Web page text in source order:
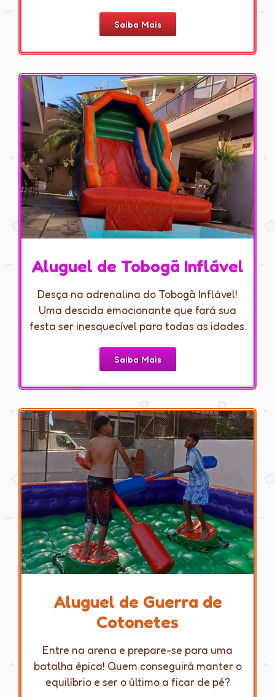
Saiba Mais
Aluguel de Tobogã Inflável
Desça na adrenalina do Tobogã Inflável!
Uma descida emocionante que fará sua
festa ser inesquecível para todas as idades.
Saiba Mais
Aluguel de Guerra de
Cotonetes
Entre na arena e prepare-se para uma
batalha épica! Quem conseguirá manter o
equilíbrio e ser o último a ficar de pé?